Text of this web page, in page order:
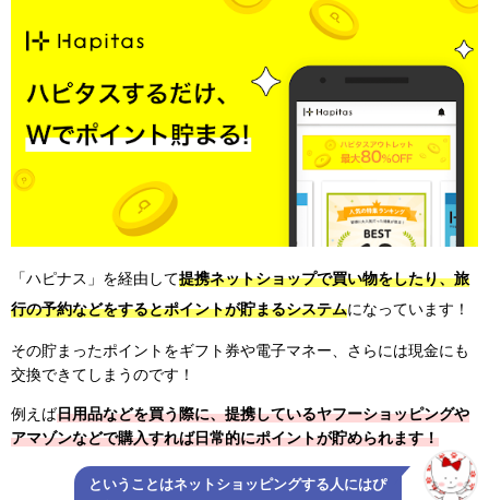
「ハピナス」を経由して提携ネットショップで買い物をしたり、旅
行の予約などをするとポイントが貯まるシステムになっています！
その貯まったポイントをギフト券や電子マネー、さらには現金にも
交換できてしまうのです！
例えば日用品などを買う際に、提携しているヤフーショッピングや
アマゾンなどで購入すれば日常的にポイントが貯められます！
ということはネットショッピングする人にはぴ